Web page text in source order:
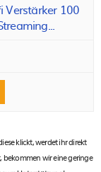
Verstärker 100
klickt, werdet ihr direkt
bekommen wir eine geringe